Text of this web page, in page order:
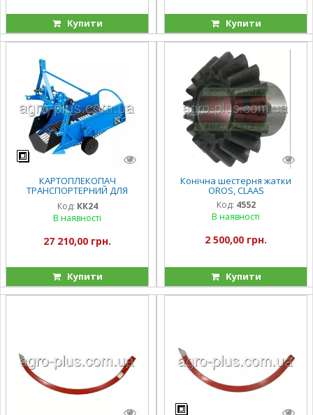
Купити Купити
КАРТОПЛЕКОПАЧ
ТРАНСПОРТЕРНИЙ ДЛЯ
МІНІТРАКТОРА (КК24)
Код: КК24
В наявності
27 210,00 грн.
Купити
Конічна шестерня жатки
OROS, CLAAS
Код: 4552
В наявності
2 500,00 грн.
Купити